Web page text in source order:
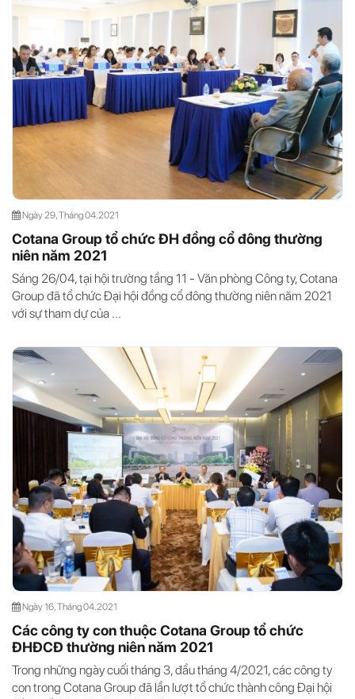
Ngày 29, Tháng 04.2021
Cotana Group tổ chức ĐH đồng cổ đông thường
niên năm 2021
Sáng 26/04, tại hội trường tầng 11 - Văn phòng Công ty, Cotana
Group đã tổ chức Đại hội đồng cổ đông thường niên năm 2021
với sự tham dự của ...
Ngày 16, Tháng 04.2021
Các công ty con thuộc Cotana Group tổ chức
ĐHĐCĐ thường niên năm 2021
Trong những ngày cuối tháng 3, đầu tháng 4/2021, các công ty
con trong Cotana Group đã lần lượt tổ chức thành công Đại hội